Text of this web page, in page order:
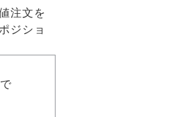
注文を
ジショ